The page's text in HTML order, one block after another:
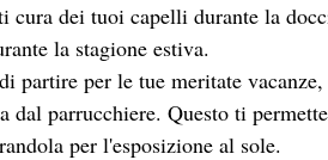
dei tuoi capelli durante la
la stagione estiva.
partire per le tue meritate vacanze,
dal parrucchiere. Questo ti
per l'esposizione al sole.